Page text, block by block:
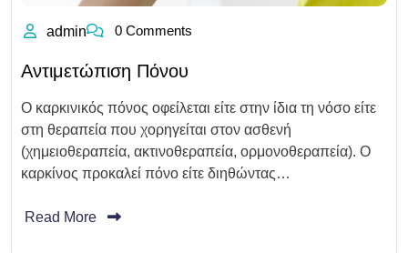
admin 0 Comments
Αντιμετώπιση Πόνου
Ο καρκινικός πόνος οφείλεται είτε στην ίδια τη νόσο είτε
στη θεραπεία που χορηγείται στον ασθενή
(χημειοθεραπεία, ακτινοθεραπεία, ορμονοθεραπεία). Ο
καρκίνος προκαλεί πόνο είτε διηθώντας…
Read More